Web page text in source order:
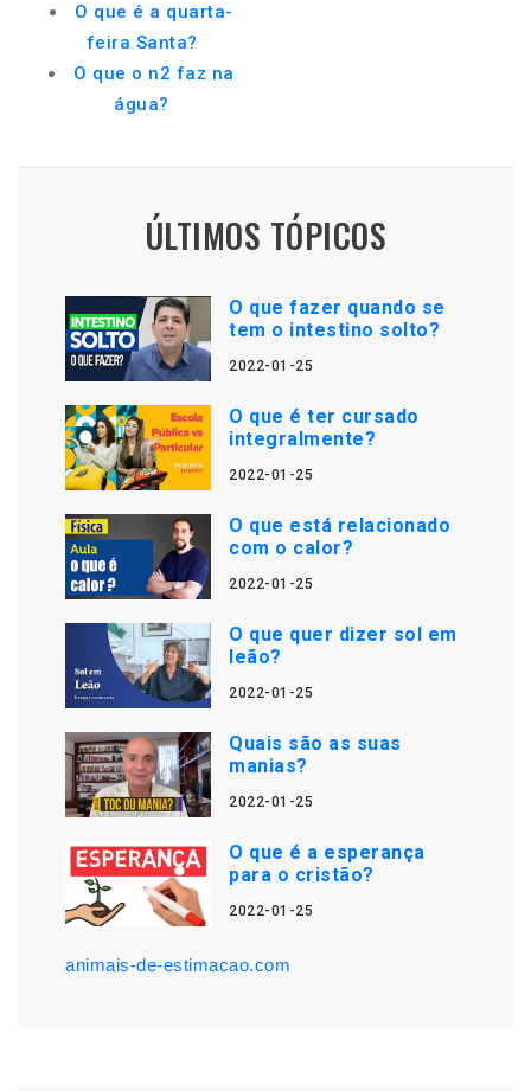
O que é a quarta-
feira Santa?
O que o n2 faz na
água?
ÚLTIMOS TÓPICOS
O que fazer quando se
tem o intestino solto?
2022-01-25
O que é ter cursado
integralmente?
2022-01-25
O que está relacionado
com o calor?
2022-01-25
O que quer dizer sol em
leão?
2022-01-25
Quais são as suas
manias?
2022-01-25
O que é a esperança
para o cristão?
2022-01-25
animais-de-estimacao.com